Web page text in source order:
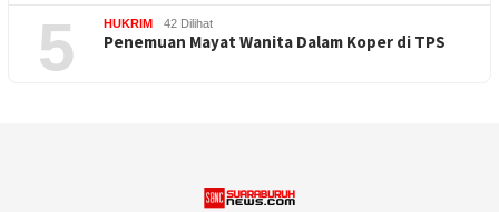
5 HUKRIM 42 Dilihat
Penemuan Mayat Wanita Dalam Koper di TPS